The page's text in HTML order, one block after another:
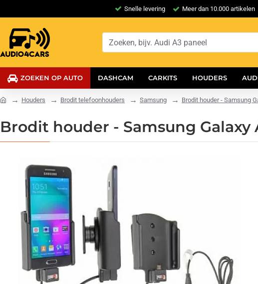
Snelle levering Meer dan 10.000 artikelen
ZOEKEN OP AUTO DASHCAM CARKITS HOUDERS
Houders Brodit telefoonhouders Samsung Brodit houder - Samsung
Brodit houder - Samsung